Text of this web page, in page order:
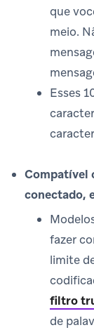
que
meio.
Esses
Compatível
conectado,
fazer
limite
filtro
de